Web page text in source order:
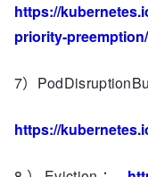
https://
priority-
7）
https://